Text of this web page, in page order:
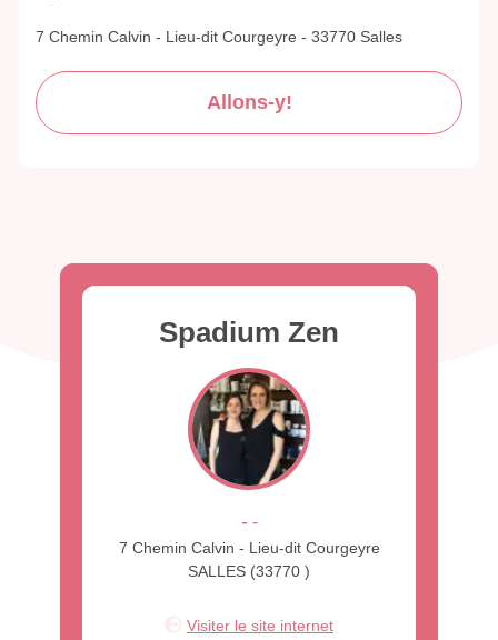
7 Chemin Calvin - Lieu-dit Courgeyre - 33770 Salles
Allons-y!
Spadium Zen
--
7 Chemin Calvin - Lieu-dit Courgeyre
SALLES (33770 )
Visiter le site internet